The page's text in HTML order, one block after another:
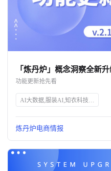
功能更新抢先看
AI大数据,服装AI,知衣科技,SEO优化,电商市场趋势,数据分析,概念洞察,淘系,抖音,小红书,内容种草,流行趋势,市场分析,行业热点,数据可视化,销售趋势,品牌策略,运营策略,产品布局,达人筛选
炼丹炉电商情报